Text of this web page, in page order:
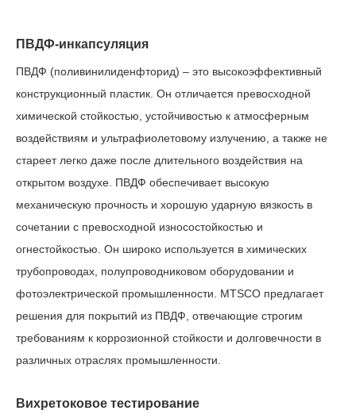
ПВДФ-инкапсуляция
ПВДФ (поливинилиденфторид) – это высокоэффективный
конструкционный пластик. Он отличается превосходной
химической стойкостью, устойчивостью к атмосферным
воздействиям и ультрафиолетовому излучению, а также не
стареет легко даже после длительного воздействия на
открытом воздухе. ПВДФ обеспечивает высокую
механическую прочность и хорошую ударную вязкость в
сочетании с превосходной износостойкостью и
огнестойкостью. Он широко используется в химических
трубопроводах, полупроводниковом оборудовании и
фотоэлектрической промышленности. MTSCO предлагает
решения для покрытий из ПВДФ, отвечающие строгим
требованиям к коррозионной стойкости и долговечности в
различных отраслях промышленности.
Вихретоковое тестирование